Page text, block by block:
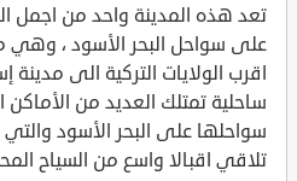
تعد هذه المدينة واحد من اجمل
على سواحل البحر الأسود ، وهي
اقرب الولايات التركية الى
ساحلية تمتلك العديد من الأماكن
سواحلها على البحر الأسود
تلاقي اقبالا واسع من السياح